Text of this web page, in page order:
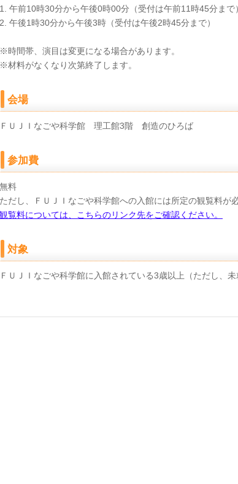
午前10時30分から午後0時00分（受付は午前11時45分まで
午後1時30分から午後3時（受付は午後2時45分まで）
※時間帯、演目は変更になる場合があります。
※材料がなくなり次第終了します。
会場
ＦＵＪＩなごや科学館 理工館3階 創造のひろば
参加費
無料
ただし、ＦＵＪＩなごや科学館への入館には所定の観覧料が
観覧料については、こちらのリンク先をご確認ください。
対象
ＦＵＪＩなごや科学館に入館されている3歳以上（ただし、